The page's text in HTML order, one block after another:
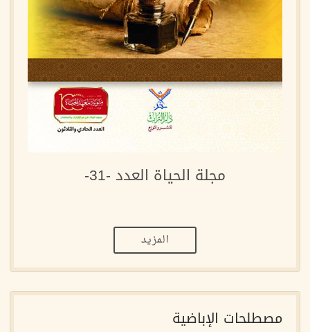
مجلة الحياة العدد -31-
المزيد
مصطلحات الإباضية